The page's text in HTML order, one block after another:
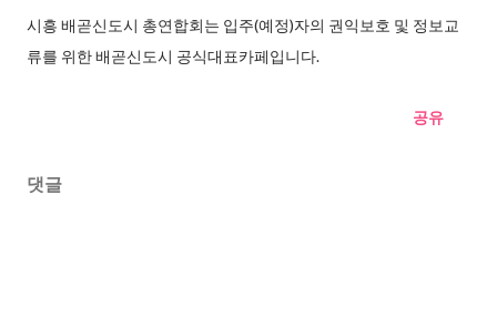
시흥 배곧신도시 총연합회는 입주(예정)자의 권익보호 및 정보교
류를 위한 배곧신도시 공식대표카페입니다.
공유
댓글